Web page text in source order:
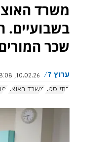
בשבועיים.
שכר
ערוץ 7
10.02.26, 8:08
בתי ספר משרד האוצר